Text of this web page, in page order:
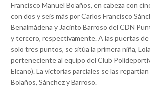
Francisco Manuel Bolaños, en cabeza con
con dos y seis más por Carlos Francisco
Benalmádena y Jacinto Barroso del CDN
y tercero, respectivamente. A las puertas
solo tres puntos, se sitúa la primera niña,
perteneciente al equipo del Club
Elcano). La victorias parciales se las
Bolaños, Sánchez y Barroso.